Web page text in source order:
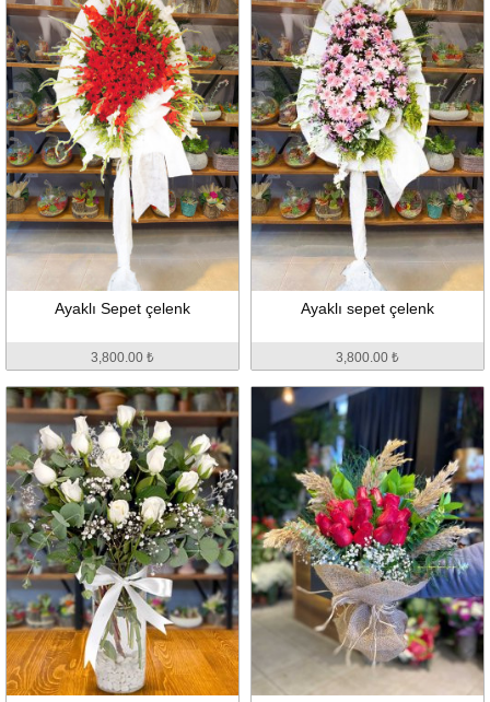
Ayaklı Sepet çelenk
3,800.00 ₺
Ayaklı sepet çelenk
3,800.00 ₺